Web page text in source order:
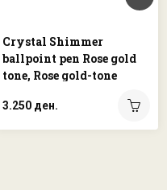
Crystal Shimmer
ballpoint pen Rose gold
tone, Rose gold-tone
3.250 ден.